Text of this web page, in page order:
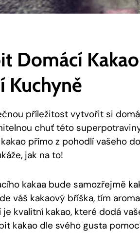
Domácí
Kuchyně
příležitost ‍vytvořit si
chuť této⁤
přímo z ‍pohodlí vašeho⁤
jak na ⁤to!
kakaa bude samozřejmě
váš kakaový bříška,​ tím
⁣kvalitní kakao,⁣ které dodá⁣
kakao dle ‍svého gusta